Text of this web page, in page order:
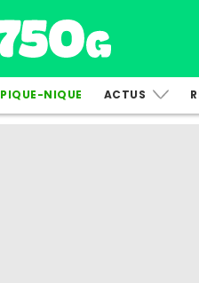
PIQUE-NIQUE ACTUS